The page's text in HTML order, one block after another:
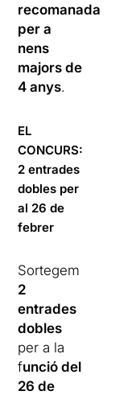
recomanada
per a
nens
majors de
4 anys.
EL
CONCURS:
2 entrades
dobles per
al 26 de
febrer
Sortegem
2
entrades
dobles
per a la
funció del
26 de